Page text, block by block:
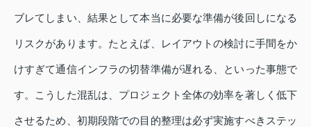
ブレてしまい、結果として本当に必要な準備が後回しになる
リスクがあります。たとえば、レイアウトの検討に手間をか
けすぎて通信インフラの切替準備が遅れる、といった事態で
す。こうした混乱は、プロジェクト全体の効率を著しく低下
させるため、初期段階での目的整理は必ず実施すべきステッ